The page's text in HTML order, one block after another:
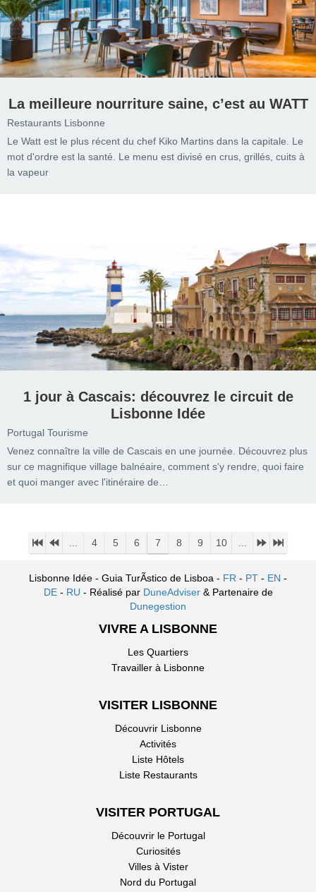
La meilleure nourriture saine, c’est au WATT
Restaurants Lisbonne
Le Watt est le plus récent du chef Kiko Martins dans la capitale. Le
mot d'ordre est la santé. Le menu est divisé en crus, grillés, cuits à
la vapeur
1 jour à Cascais: découvrez le circuit de
Lisbonne Idée
Portugal Tourisme
Venez connaître la ville de Cascais en une journée. Découvrez plus
sur ce magnifique village balnéaire, comment s'y rendre, quoi faire
et quoi manger avec l'itinéraire de…
4 5 6 7 8 9 10
Lisbonne Idée - Guia TurÃ­stico de Lisboa - FR - PT - EN -
DE- RU - Réalisé par DuneAdviser & Partenaire de
Dunegestion
VIVRE A LISBONNE
Les Quartiers
Travailler à Lisbonne
VISITER LISBONNE
Découvrir Lisbonne
Activités
Liste Hôtels
Liste Restaurants
VISITER PORTUGAL
Découvrir le Portugal
Curiosités
Villes à Vister
Nord du Portugal